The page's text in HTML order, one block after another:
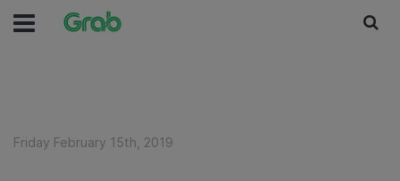
Friday February 15th, 2019